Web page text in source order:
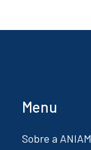
Menu
Sobre a ANIAM